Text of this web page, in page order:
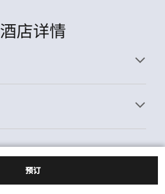
预订
酒店详情